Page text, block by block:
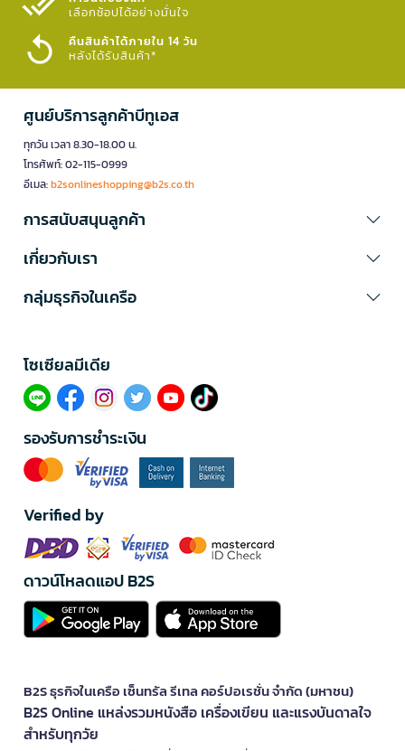
เลือกช้อปได้อย่างมั่นใจ​
คืนสินค้าได้ภายใน 14 วัน
หลังได้รับสินค้า*
ศูนย์บริการลูกค้าบีทูเอส
ทุกวัน เวลา 8.30-18.00 น.
โทรศัพท์: 02-115-0999
อีเมล:b2sonlineshopping@b2s.co.th
การสนับสนุนลูกค้า
เกี่ยวกับเรา
กลุ่มธุรกิจในเครือ
โซเซียลมีเดีย​
รองรับการชำระเงิน
Verified by
ดาวน์โหลดแอป B2S
B2S ธุรกิจในเครือ เซ็นทรัล รีเทล คอร์ปอเรชั่น จำกัด (มหาชน)
B2S Online แหล่งรวมหนังสือ เครื่องเขียน และแรงบันดาลใจ
สำหรับทุกวัย